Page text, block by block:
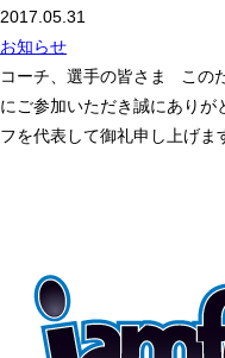
2017.05.31
お知らせ
コーチ、選手の皆さま この
にご参加いただき誠にありが
フを代表して御礼申し上げ